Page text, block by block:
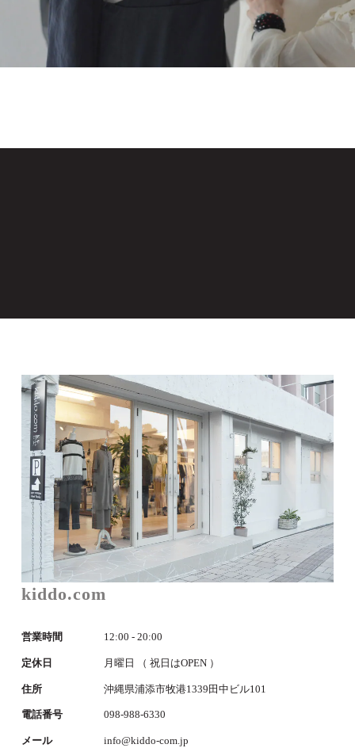
kiddo.com
営業時間 12:00 - 20:00
定休日 月曜日 （ 祝日はOPEN ）
住所 沖縄県浦添市牧港1339田中ビル101
電話番号 098-988-6330
メール info@kiddo-com.jp